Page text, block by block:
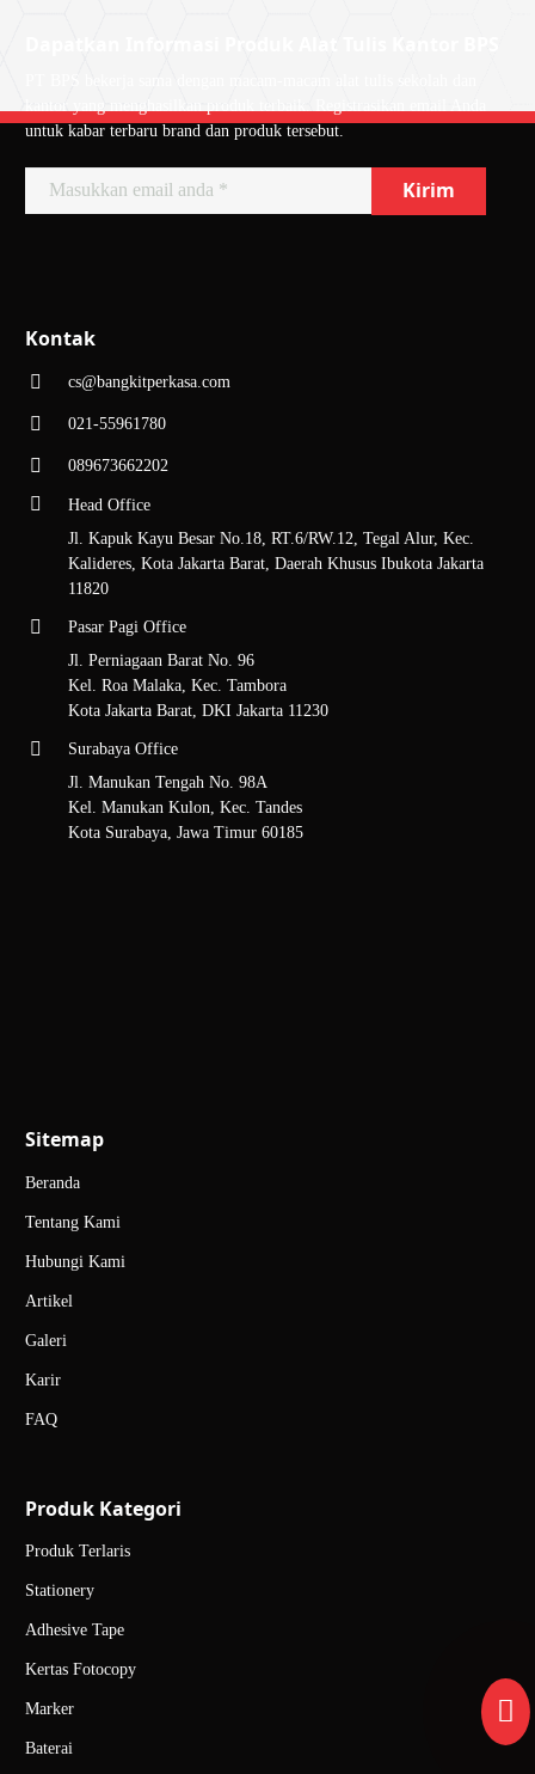
untuk kabar terbaru brand dan produk tersebut.
Kontak
cs@bangkitperkasa.com
021-55961780
089673662202
Head Office
Jl. Kapuk Kayu Besar No.18, RT.6/RW.12, Tegal Alur, Kec.
Kalideres, Kota Jakarta Barat, Daerah Khusus Ibukota Jakarta
11820
Pasar Pagi Office
Jl. Perniagaan Barat No. 96
Kel. Roa Malaka, Kec. Tambora
Kota Jakarta Barat, DKI Jakarta 11230
Surabaya Office
Jl. Manukan Tengah No. 98A
Kel. Manukan Kulon, Kec. Tandes
Kota Surabaya, Jawa Timur 60185
Sitemap
Beranda
Tentang Kami
Hubungi Kami
Artikel
Galeri
Karir
FAQ
Produk Kategori
Produk Terlaris
Stationery
Adhesive Tape
Kertas Fotocopy
Marker
Baterai